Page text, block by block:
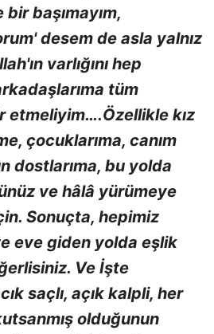
bir başımayım,
desem de asla yalnız
varlığını hep
tüm
etmeliyim….Özellikle kız
çocuklarıma, canım
dostlarıma, bu yolda
ve hâlâ yürümeye
Sonuçta, hepimiz
eve giden yolda eşlik
Ve İşte
saçlı, açık kalpli, her
olduğunun